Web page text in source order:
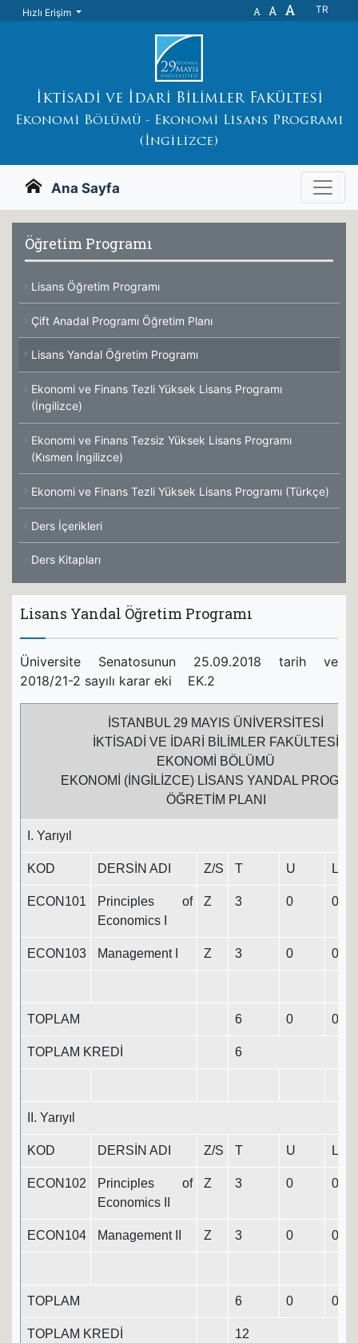
Hızlı Erişim A A A TR
İktisadi ve İdari Bilimler Fakültesi
Ekonomi Bölümü - Ekonomi Lisans Programı
(İngilizce)
Ana Sayfa
Öğretim Programı
Lisans Öğretim Programı
Çift Anadal Programı Öğretim Planı
Lisans Yandal Öğretim Programı
Ekonomi ve Finans Tezli Yüksek Lisans Programı
(İngilizce)
Ekonomi ve Finans Tezsiz Yüksek Lisans Programı
(Kısmen İngilizce)
Ekonomi ve Finans Tezli Yüksek Lisans Programı (Türkçe)
Ders İçerikleri
Ders Kitapları
Lisans Yandal Öğretim Programı
Üniversite Senatosunun 25.09.2018 tarih ve
2018/21-2 sayılı karar eki EK.2
İSTANBUL 29 MAYIS ÜNİVERSİTESİ
İKTİSADİ VE İDARİ BİLİMLER FAKÜLTESİ
EKONOMİ BÖLÜMÜ
EKONOMİ (İNGİLİZCE) LİSANS YANDAL
ÖĞRETİM PLANI
I. Yarıyıl
KOD DERSİN ADI Z/S T U L
ECON101
Principles of
Economics I
Z 3 0 0
ECON103 Management I Z 3 0 0
TOPLAM 6 0 0
TOPLAM KREDİ 6
II. Yarıyıl
KOD DERSİN ADI Z/S T U L
ECON102
Principles of
Economics II
Z 3 0 0
ECON104 Management II Z 3 0 0
TOPLAM 6 0 0
TOPLAM KREDİ 12